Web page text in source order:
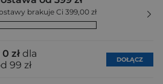
brakuje Ci 399,00 zł
zł dla
99 zł
DOŁĄCZ